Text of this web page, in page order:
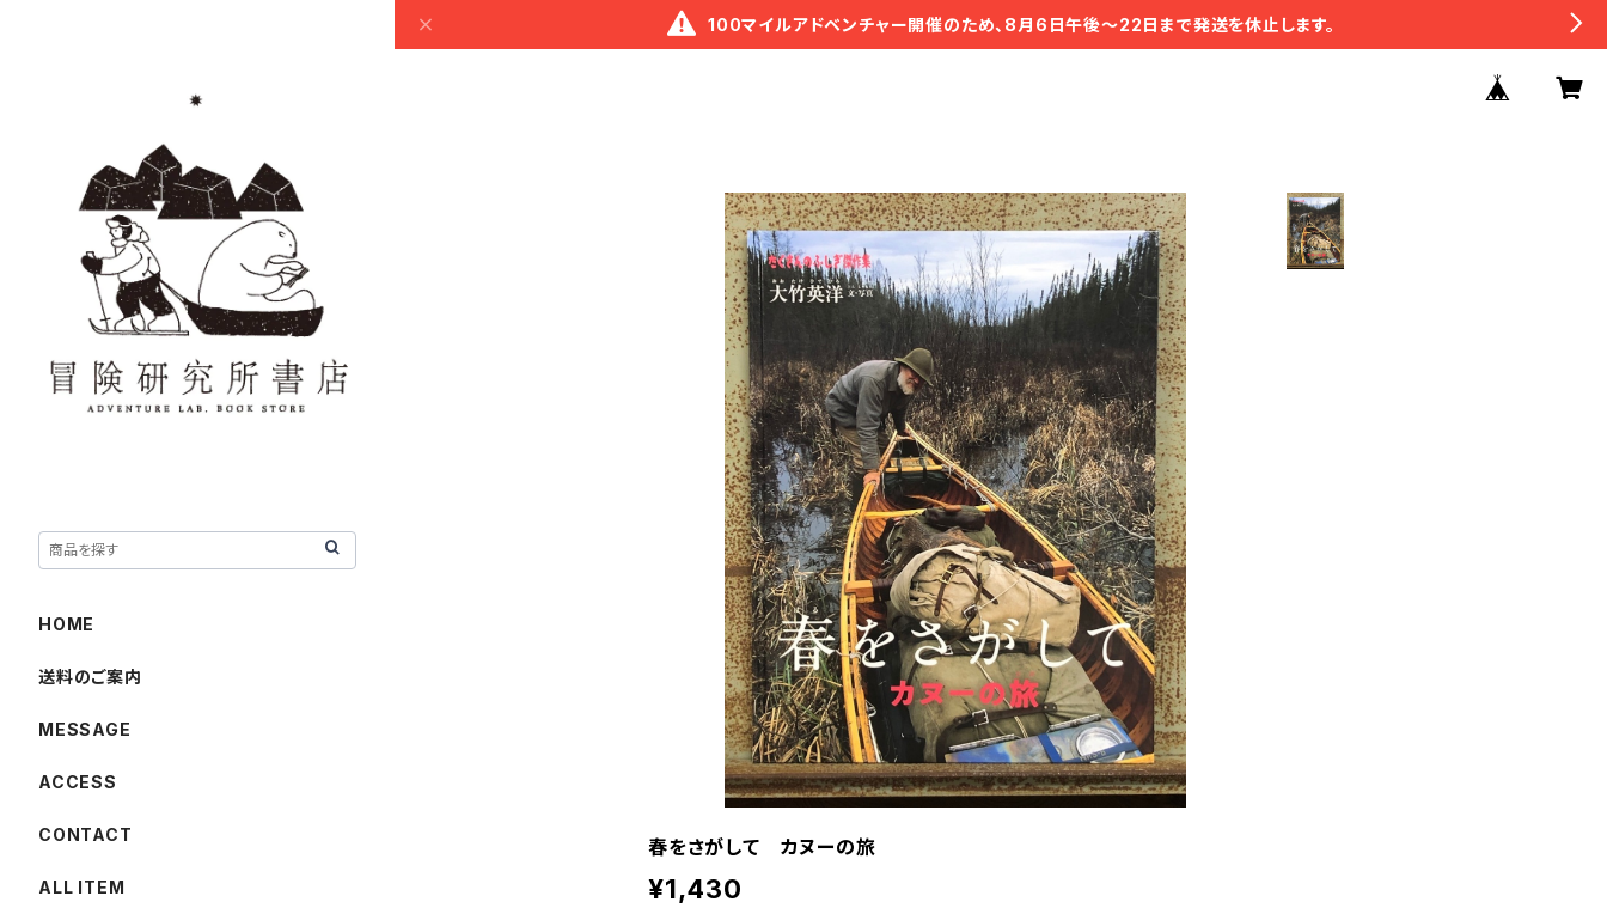
100マイルアドベンチャー開催のため、8月6日午後〜22日まで発送を休止します。
春をさがして カヌーの旅
¥1,430
HOME
送料のご案内
MESSAGE
ACCESS
CONTACT
ALL ITEM